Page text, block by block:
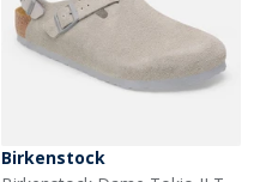
Birkenstock